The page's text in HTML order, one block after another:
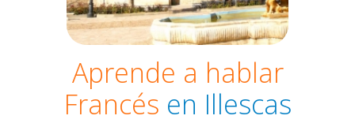
Aprende a hablar
Francés en Illescas